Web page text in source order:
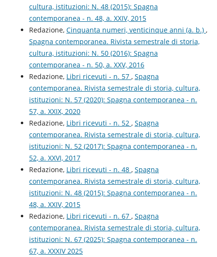
cultura, istituzioni: N. 48 (2015): Spagna
contemporanea - n. 48, a. XXIV, 2015
Redazione, Cinquanta numeri, venticinque anni (a. b.) ,
Spagna contemporanea. Rivista semestrale di storia,
cultura, istituzioni: N. 50 (2016): Spagna
contemporanea - n. 50, a. XXV, 2016
Redazione, Libri ricevuti - n. 57 , Spagna
contemporanea. Rivista semestrale di storia, cultura,
istituzioni: N. 57 (2020): Spagna contemporanea - n.
57, a. XXIX, 2020
Redazione, Libri ricevuti - n. 52 , Spagna
contemporanea. Rivista semestrale di storia, cultura,
istituzioni: N. 52 (2017): Spagna contemporanea - n.
52, a. XXVI, 2017
Redazione, Libri ricevuti - n. 48 , Spagna
contemporanea. Rivista semestrale di storia, cultura,
istituzioni: N. 48 (2015): Spagna contemporanea - n.
48, a. XXIV, 2015
Redazione, Libri ricevuti - n. 67 , Spagna
contemporanea. Rivista semestrale di storia, cultura,
istituzioni: N. 67 (2025): Spagna contemporanea - n.
67, a. XXXIV 2025